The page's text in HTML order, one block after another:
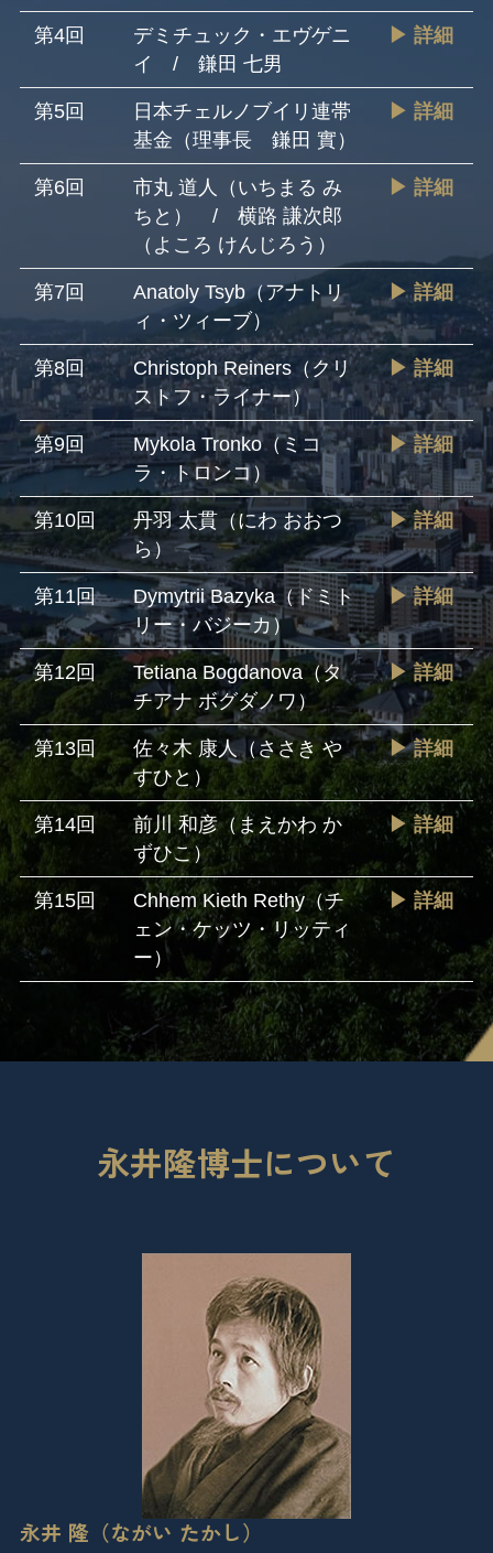
第4回
デミチュック・エヴゲニ
イ / 鎌田 七男
▶ 詳細
第5回
日本チェルノブイリ連帯
基金（理事長 鎌田 實）
▶ 詳細
第6回
市丸 道人（いちまる み
ちと） / 横路 謙次郎
（よころ けんじろう）
▶ 詳細
第7回
Anatoly Tsyb（アナトリ
ィ・ツィーブ）
▶ 詳細
第8回
Christoph Reiners（クリ
ストフ・ライナー）
▶ 詳細
第9回
Mykola Tronko（ミコ
ラ・トロンコ）
▶ 詳細
第10回
丹羽 太貫（にわ おおつ
ら）
▶ 詳細
第11回
Dymytrii Bazyka（ドミト
リー・バジーカ）
▶ 詳細
第12回
Tetiana Bogdanova（タ
チアナ ボグダノワ）
▶ 詳細
第13回
佐々木 康人（ささき や
すひと）
▶ 詳細
第14回
前川 和彦（まえかわ か
ずひこ）
▶ 詳細
第15回
Chhem Kieth Rethy（チ
ェン・ケッツ・リッティ
ー）
▶ 詳細
永井隆博士について
永井 隆（ながい たかし）